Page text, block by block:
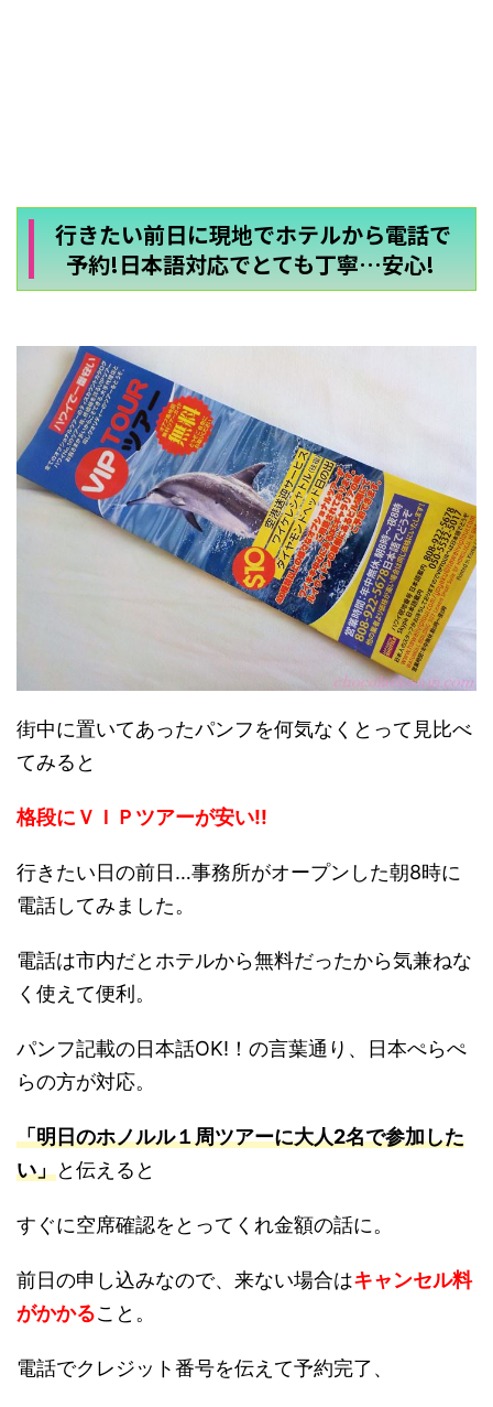
行きたい前日に現地でホテルから電話で
予約!日本語対応でとても丁寧…安心!
街中に置いてあったパンフを何気なくとって見比べ
てみると
格段にＶＩＰツアーが安い!!
行きたい日の前日…事務所がオープンした朝8時に
電話してみました。
電話は市内だとホテルから無料だったから気兼ねな
く使えて便利。
パンフ記載の日本話OK!！の言葉通り、日本ぺらぺ
らの方が対応。
「明日のホノルル１周ツアーに大人2名で参加した
い」と伝えると
すぐに空席確認をとってくれ金額の話に。
前日の申し込みなので、来ない場合はキャンセル料
がかかること。
電話でクレジット番号を伝えて予約完了、